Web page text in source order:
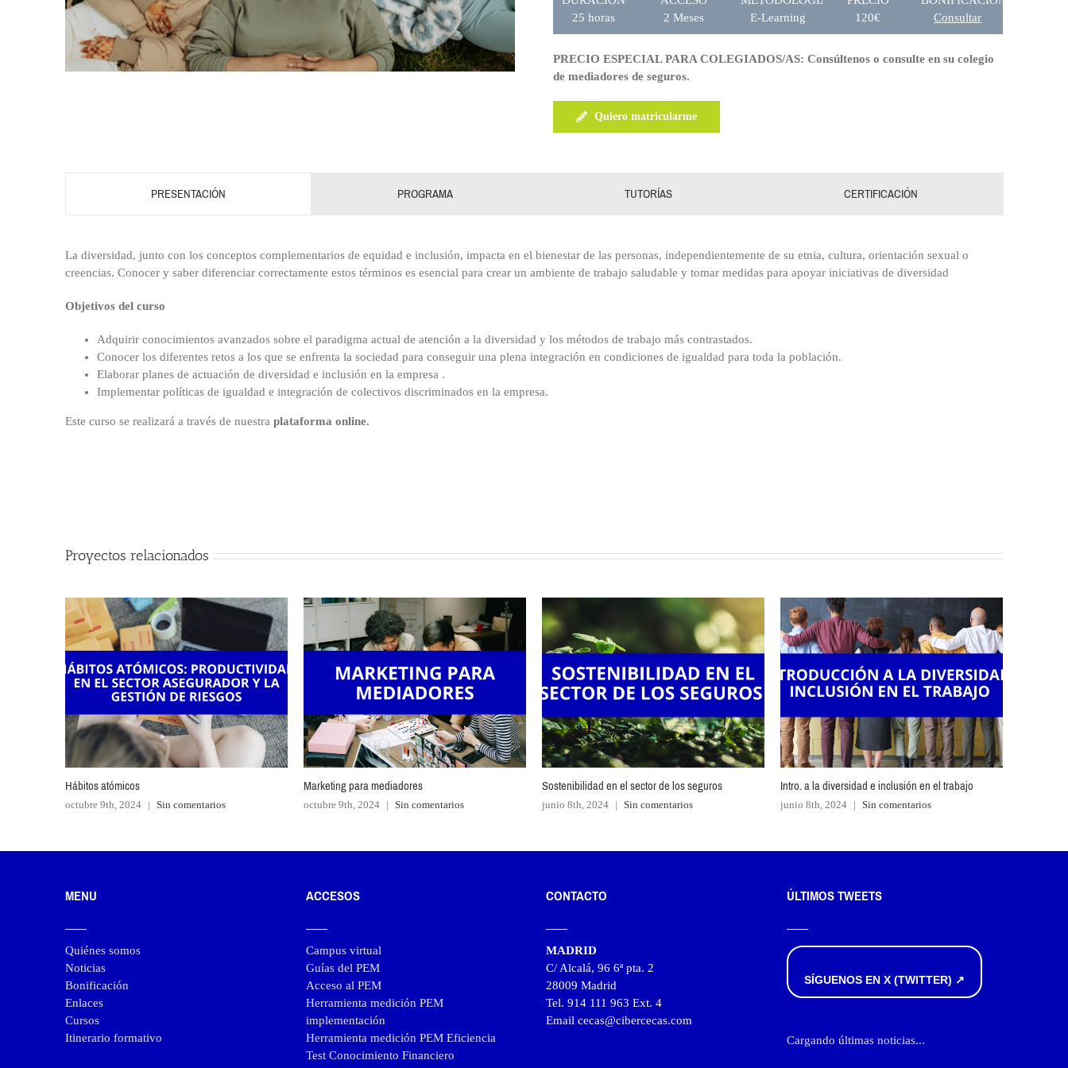
25 horas
2 Meses
E-Learning
120€
Consultar
PRECIO ESPECIAL PARA COLEGIADOS/AS: Consúltenos o consulte en su colegio
de mediadores de seguros.
Quiero matricularme
PRESENTACIÓN PROGRAMA TUTORÍAS CERTIFICACIÓN
La diversidad, junto con los conceptos complementarios de equidad e inclusión, impacta en el bienestar de las personas, independientemente de su etnia, cultura, orientación sexual o
creencias. Conocer y saber diferenciar correctamente estos términos es esencial para crear un ambiente de trabajo saludable y tomar medidas para apoyar iniciativas de diversidad
Objetivos del curso
Adquirir conocimientos avanzados sobre el paradigma actual de atención a la diversidad y los métodos de trabajo más contrastados.
Conocer los diferentes retos a los que se enfrenta la sociedad para conseguir una plena integración en condiciones de igualdad para toda la población.
Elaborar planes de actuación de diversidad e inclusión en la empresa .
Implementar políticas de igualdad e integración de colectivos discriminados en la empresa.
Este curso se realizará a través de nuestra plataforma online.
Proyectos relacionados
Hábitos atómicos
octubre 9th, 2024 | Sin comentarios
Marketing para mediadores
octubre 9th, 2024 | Sin comentarios
Sostenibilidad en el sector de los seguros
junio 8th, 2024 | Sin comentarios
Intro. a la diversidad e inclusión en el trabajo
junio 8th, 2024 | Sin comentarios
MENU
Quiénes somos
Noticias
Bonificación
Enlaces
Cursos
Itinerario formativo
ACCESOS
Campus virtual
Guías del PEM
Acceso al PEM
Herramienta medición PEM
implementación
Herramienta medición PEM Eficiencia
Test Conocimiento Financiero
CONTACTO
MADRID
C/ Alcalá, 96 6ª pta. 2
28009 Madrid
Tel. 914 111 963 Ext. 4
Email cecas@cibercecas.com
ÚLTIMOS TWEETS
SÍGUENOS EN X (TWITTER) ↗
Cargando últimas noticias...